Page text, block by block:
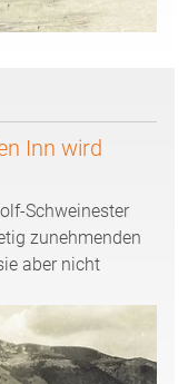
Inn wird
Schweinester
zunehmenden
aber nicht